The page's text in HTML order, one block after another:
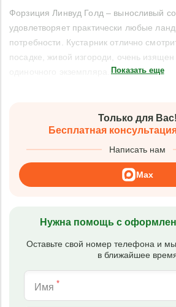
Форзиция Линвуд Голд – выносливый
удовлетворяет практически любые
потребности. Кустарник отлично
посадке, живой изгороди, очень изящен
Показать еще
Только для Вас!
Бесплатная
Написать нам
Max
Нужна помощь с
Оставьте свой номер телефона и
в ближайшее
Имя *